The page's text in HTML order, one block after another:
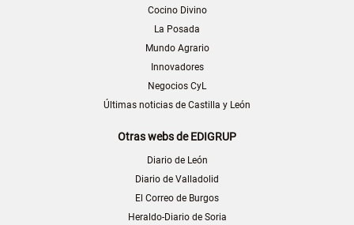
Cocino Divino
La Posada
Mundo Agrario
Innovadores
Negocios CyL
Últimas noticias de Castilla y León
Otras webs de EDIGRUP
Diario de León
Diario de Valladolid
El Correo de Burgos
Heraldo-Diario de Soria